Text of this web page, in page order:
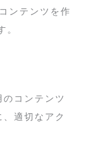
ンテンツを作
のコンテンツ
適切なアク